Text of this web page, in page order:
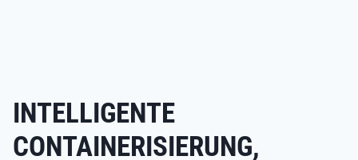
INTELLIGENTE
CONTAINERISIERUNG,